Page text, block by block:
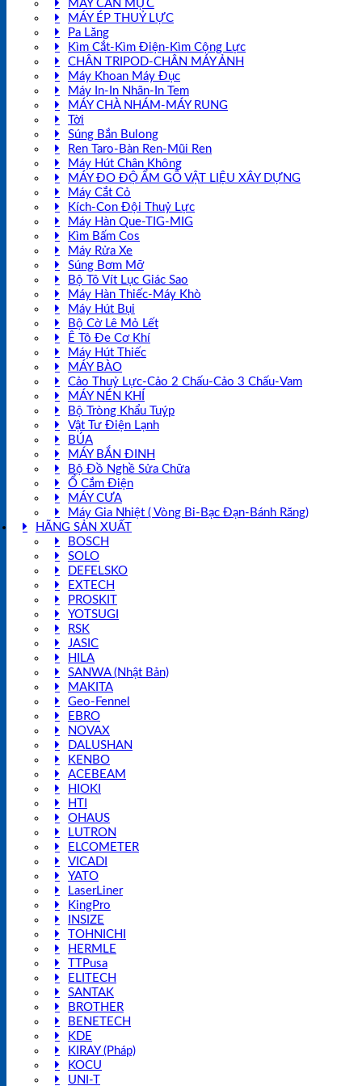
MÁY CÂN MỰC
MÁY ÉP THUỶ LỰC
Pa Lăng
Kìm Cắt-Kìm Điện-Kìm Cộng Lực
CHÂN TRIPOD-CHÂN MÁY ẢNH
Máy Khoan Máy Đục
Máy In-In Nhãn-In Tem
MÁY CHÀ NHÁM-MÁY RUNG
Tời
Súng Bắn Bulong
Ren Taro-Bàn Ren-Mũi Ren
Máy Hút Chân Không
MÁY ĐO ĐỘ ẨM GỖ VẬT LIỆU XÂY DỰNG
Máy Cắt Cỏ
Kích-Con Đội Thuỷ Lực
Máy Hàn Que-TIG-MIG
Kìm Bấm Cos
Máy Rửa Xe
Súng Bơm Mỡ
Bộ Tô Vít Lục Giác Sao
Máy Hàn Thiếc-Máy Khò
Máy Hút Bụi
Bộ Cờ Lê Mỏ Lết
Ê Tô Đe Cơ Khí
Máy Hút Thiếc
MÁY BÀO
Cảo Thuỷ Lực-Cảo 2 Chấu-Cảo 3 Chấu-Vam
MÁY NÉN KHÍ
Bộ Tròng Khẩu Tuýp
Vật Tư Điện Lạnh
BÚA
MÁY BẮN ĐINH
Bộ Đồ Nghề Sửa Chữa
Ổ Cắm Điện
MÁY CƯA
Máy Gia Nhiệt ( Vòng Bi-Bạc Đạn-Bánh Răng)
HÃNG SẢN XUẤT
BOSCH
SOLO
DEFELSKO
EXTECH
PROSKIT
YOTSUGI
RSK
JASIC
HILA
SANWA (Nhật Bản)
MAKITA
Geo-Fennel
EBRO
NOVAX
DALUSHAN
KENBO
ACEBEAM
HIOKI
HTI
OHAUS
LUTRON
ELCOMETER
VICADI
YATO
LaserLiner
KingPro
INSIZE
TOHNICHI
HERMLE
TTPusa
ELITECH
SANTAK
BROTHER
BENETECH
KDE
KIRAY (Pháp)
KOCU
UNI-T